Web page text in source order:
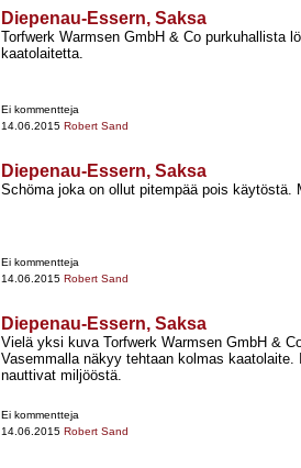
Diepenau-Essern, Saksa
Torfwerk Warmsen GmbH & Co purkuhallista
kaatolaitetta.
Ei kommentteja
14.06.2015 Robert Sand
Diepenau-Essern, Saksa
Schöma joka on ollut pitempää pois käytöstä.
Ei kommentteja
14.06.2015 Robert Sand
Diepenau-Essern, Saksa
Vielä yksi kuva Torfwerk Warmsen GmbH &
Vasemmalla näkyy tehtaan kolmas kaatolaite.
nauttivat miljööstä.
Ei kommentteja
14.06.2015 Robert Sand